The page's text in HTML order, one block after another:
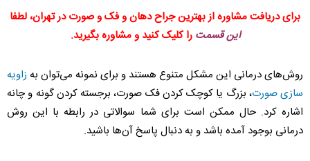
برای دریافت مشاوره از بهترین جراح دهان و فک و صورت در تهران، لطفا
این قسمت را کلیک کنید و مشاوره بگیرید.
روش‌های درمانی این مشکل متنوع هستند و برای نمونه می‌توان به زاویه
سازی صورت، بزرگ یا کوچک کردن فک صورت، برجسته کردن گونه و چانه
اشاره کرد. حال ممکن است برای شما سوالاتی در رابطه با این روش
درمانی بوجود آمده باشد و به دنبال پاسخ آن‌ها باشید.